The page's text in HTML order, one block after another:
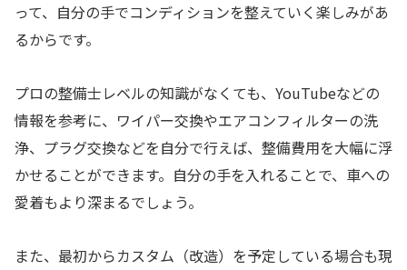
って、自分の手でコンディションを整えていく楽しみがあ
るからです。
プロの整備士レベルの知識がなくても、YouTubeなどの
情報を参考に、ワイパー交換やエアコンフィルターの洗
浄、プラグ交換などを自分で行えば、整備費用を大幅に浮
かせることができます。自分の手を入れることで、車への
愛着もより深まるでしょう。
また、最初からカスタム（改造）を予定している場合も現